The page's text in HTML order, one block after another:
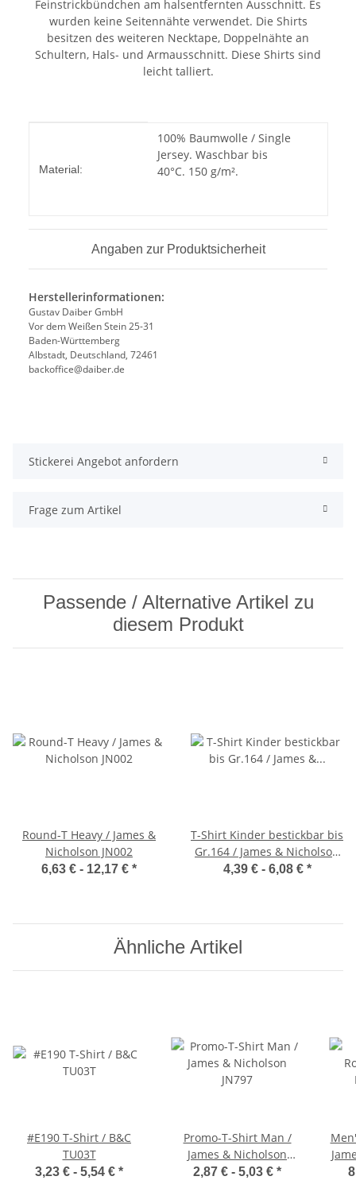
Feinstrickbündchen am halsentfernten Ausschnitt. Es
wurden keine Seitennähte verwendet. Die Shirts
besitzen des weiteren Necktape, Doppelnähte an
Schultern, Hals- und Armausschnitt. Diese Shirts sind
leicht talliert.
Material:
100% Baumwolle / Single
Jersey. Waschbar bis
40°C. 150 g/m².
Angaben zur Produktsicherheit
Herstellerinformationen:
Gustav Daiber GmbH
Vor dem Weißen Stein 25-31
Baden-Württemberg
Albstadt, Deutschland, 72461
backoffice@daiber.de
Stickerei Angebot anfordern
Frage zum Artikel
Passende / Alternative Artikel zu
diesem Produkt
Round-T Heavy / James &
Nicholson JN002
6,63 € - 12,17 € *
T-Shirt Kinder bestickbar bis
Gr.164 / James & Nicholson
JN019
4,39 € - 6,08 € *
Ähnliche Artikel
#E190 T-Shirt / B&C
TU03T
3,23 € - 5,54 € *
Promo-T-Shirt Man /
James & Nicholson
JN797
2,87 € - 5,03 € *